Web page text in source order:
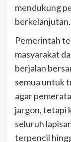
mendukung
berkelanjutan.
Pemerintah
masyarakat
berjalan
semua untuk
agar
jargon, tetapi
seluruh
terpencil